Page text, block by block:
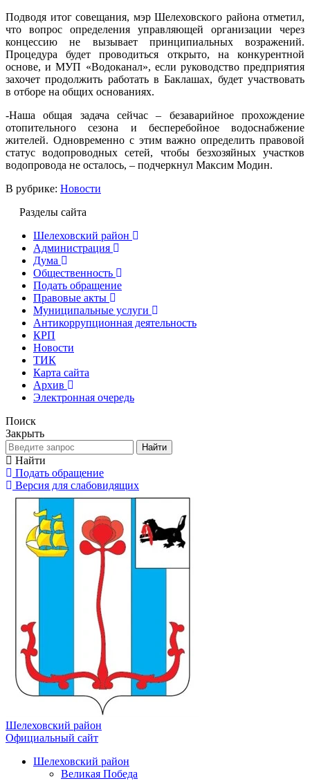
Подводя итог совещания, мэр Шелеховского района отметил,
что вопрос определения управляющей организации через
концессию не вызывает принципиальных возражений.
Процедура будет проводиться открыто, на конкурентной
основе, и МУП «Водоканал», если руководство предприятия
захочет продолжить работать в Баклашах, будет участвовать
в отборе на общих основаниях.
-Наша общая задача сейчас – безаварийное прохождение
отопительного сезона и бесперебойное водоснабжение
жителей. Одновременно с этим важно определить правовой
статус водопроводных сетей, чтобы безхозяйных участков
водопровода не осталось, – подчеркнул Максим Модин.
В рубрике: Новости
Разделы сайта
Шелеховский район
Администрация
Дума
Общественность
Подать обращение
Правовые акты
Муниципальные услуги
Антикоррупционная деятельность
КРП
Новости
ТИК
Карта сайта
Архив
Электронная очередь
Поиск
Закрыть
Найти
Найти
Подать обращение
Версия для слабовидящих
Шелеховский район
Официальный сайт
Шелеховский район
Великая Победа